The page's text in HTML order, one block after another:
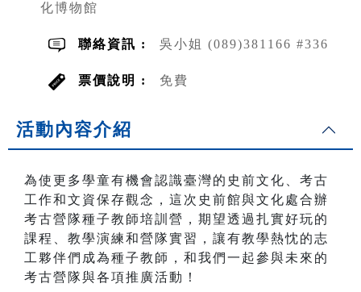
化博物館
聯絡資訊 : 吳小姐 (089)381166 #336
票價說明 : 免費
活動內容介紹
為使更多學童有機會認識臺灣的史前文化、考古
工作和文資保存觀念，這次史前館與文化處合辦
考古營隊種子教師培訓營，期望透過扎實好玩的
課程、教學演練和營隊實習，讓有教學熱忱的志
工夥伴們成為種子教師，和我們一起參與未來的
考古營隊與各項推廣活動！